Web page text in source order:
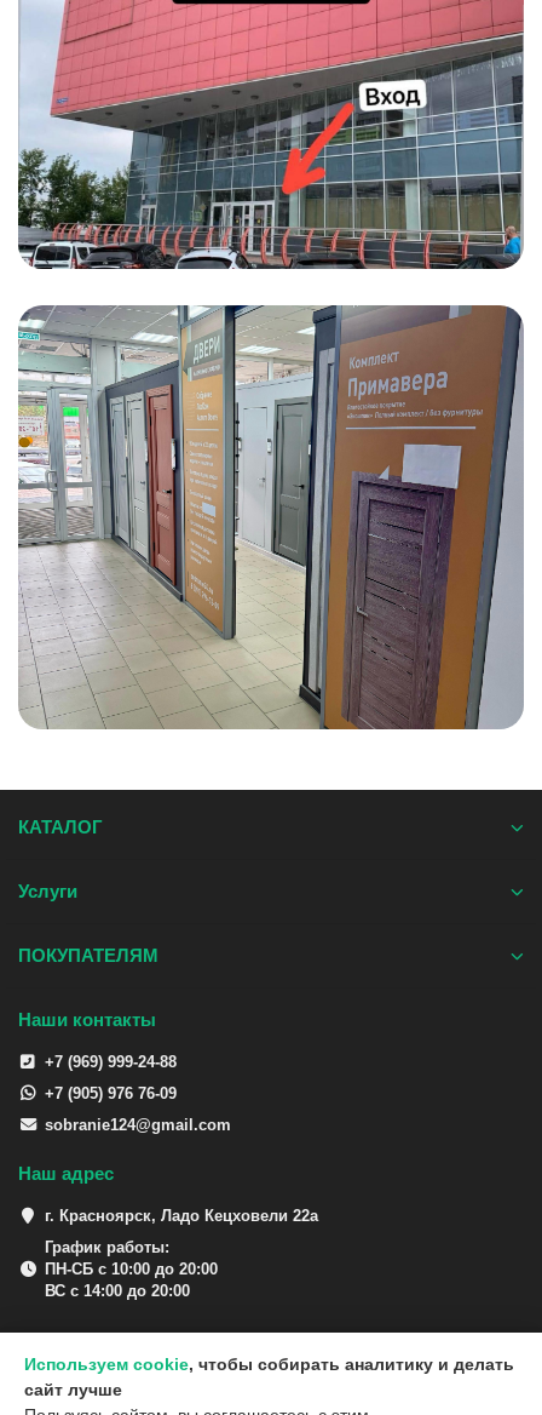
КАТАЛОГ
Услуги
ПОКУПАТЕЛЯМ
Наши контакты
+7 (969) 999-24-88
+7 (905) 976 76-09
sobranie124@gmail.com
Наш адрес
г. Красноярск, Ладо Кецховели 22а
График работы:
ПН-СБ с 10:00 до 20:00
ВС с 14:00 до 20:00
Используем cookie, чтобы собирать аналитику и делать
сайт лучше